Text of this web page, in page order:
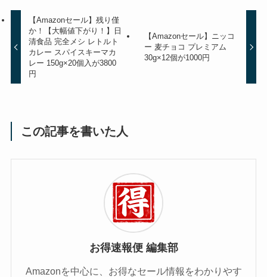
【Amazonセール】残り僅
か！【大幅値下がり！】日
清食品 完全メシ レトルト
カレー スパイスキーマカ
レー 150g×20個入が3800
円
【Amazonセール】ニッコ
ー 麦チョコ プレミアム
30g×12個が1000円
この記事を書いた人
お得速報便 編集部
Amazonを中心に、お得なセール情報をわかりやす